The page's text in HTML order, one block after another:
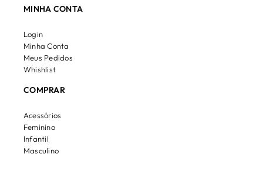
MINHA CONTA
Login
Minha Conta
Meus Pedidos
Whishlist
COMPRAR
Acessórios
Feminino
Infantil
Masculino